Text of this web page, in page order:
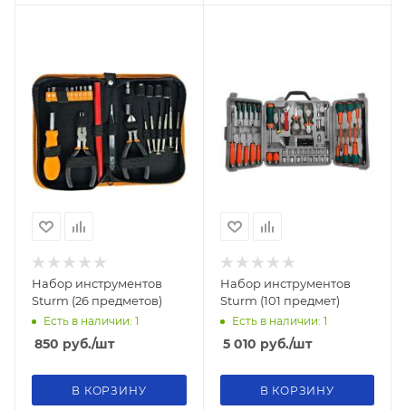
Набор инструментов
Sturm (26 предметов)
Есть в наличии: 1
850 руб./шт
В КОРЗИНУ
Набор инструментов
Sturm (101 предмет)
Есть в наличии: 1
5 010 руб./шт
В КОРЗИНУ